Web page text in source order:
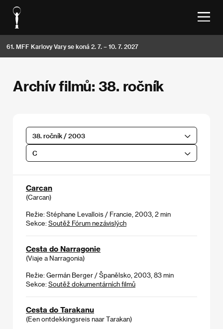
61. MFF Karlovy Vary se koná 2. 7. – 10. 7. 2027
Archív filmů: 38. ročník
38. ročník / 2003
C
Carcan
(Carcan)
Režie: Stéphane Levallois / Francie, 2003, 2 min
Sekce: Soutěž Fórum nezávislých
Cesta do Narragonie
(Viaje a Narragonia)
Režie: Germán Berger / Španělsko, 2003, 83 min
Sekce: Soutěž dokumentárních filmů
Cesta do Tarakanu
(Een ontdekkingsreis naar Tarakan)